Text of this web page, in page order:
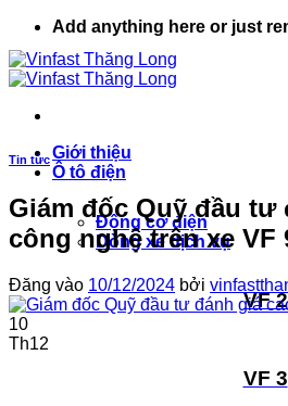
nội
dung
Add anything here or just
Giới thiệu
Ô tô điện
Động cơ điện
Dòng xe dịch vụ
VF 2
VF 3
Tin tức
Giám đốc Quỹ đầu tư
công nghệ trên xe VF
Đăng vào 10/12/2024 bởi
10
Th12